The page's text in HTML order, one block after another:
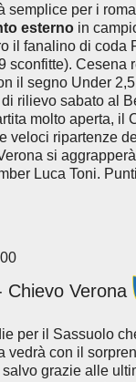
semplice per i
esterno in
il fanalino di coda
sconfitte). Cesena
il segno Under
rilievo sabato al
molto aperta, il
veloci ripartenze
si
Luca Toni.
Chievo Verona
per il Sassuolo
vedrà con il
grazie alle